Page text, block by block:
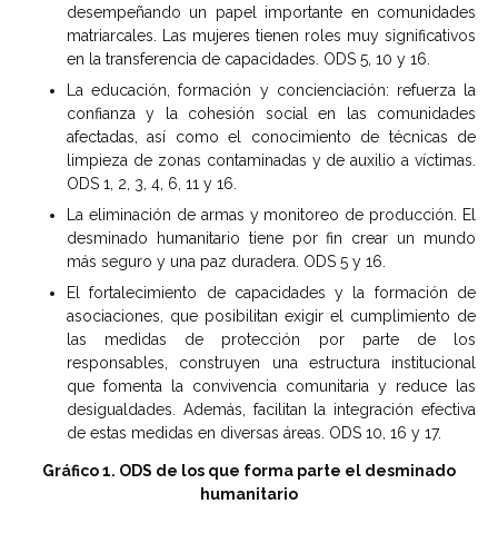
desempeñando un papel importante en comunidades
matriarcales. Las mujeres tienen roles muy significativos
en la transferencia de capacidades. ODS 5, 10 y 16.
La educación, formación y concienciación: refuerza la
confianza y la cohesión social en las comunidades
afectadas, así como el conocimiento de técnicas de
limpieza de zonas contaminadas y de auxilio a víctimas.
ODS 1, 2, 3, 4, 6, 11 y 16.
La eliminación de armas y monitoreo de producción. El
desminado humanitario tiene por fin crear un mundo
más seguro y una paz duradera. ODS 5 y 16.
El fortalecimiento de capacidades y la formación de
asociaciones, que posibilitan exigir el cumplimiento de
las medidas de protección por parte de los
responsables, construyen una estructura institucional
que fomenta la convivencia comunitaria y reduce las
desigualdades. Además, facilitan la integración efectiva
de estas medidas en diversas áreas. ODS 10, 16 y 17.
Gráfico1. ODS de los que forma parte el desminado
humanitario